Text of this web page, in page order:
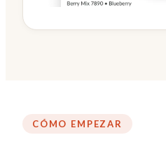
CÓMO EMPEZAR